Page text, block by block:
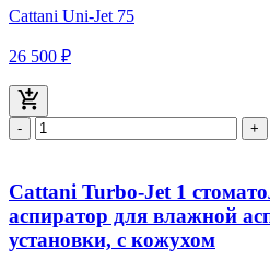
Cattani Uni-Jet 75
26 500 ₽
- +
Cattani Turbo-Jet 1
аспиратор для влажной
установки, с кожухом